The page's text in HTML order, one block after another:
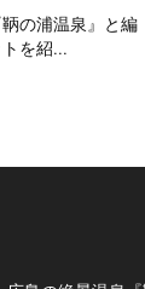
鞆の浦温泉』と編
を紹...